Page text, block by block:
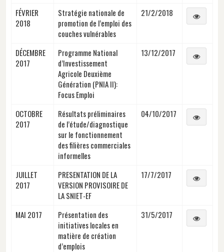
FÉVRIER
2018
Stratégie nationale de
promotion de l’emploi des
couches vulnérables
21/2/2018
DÉCEMBRE
2017
Programme National
d’Investissement
Agricole Deuxième
Génération (PNIA II):
Focus Emploi
13/12/2017
OCTOBRE
2017
Résultats préliminaires
de l’étude/diagnostique
sur le fonctionnement
des filières commerciales
informelles
04/10/2017
JUILLET
2017
PRESENTATION DE LA
VERSION PROVISOIRE DE
LA SNIET-EF
17/7/2017
MAI 2017
Présentation des
initiatives locales en
matière de création
d’emplois
31/5/2017